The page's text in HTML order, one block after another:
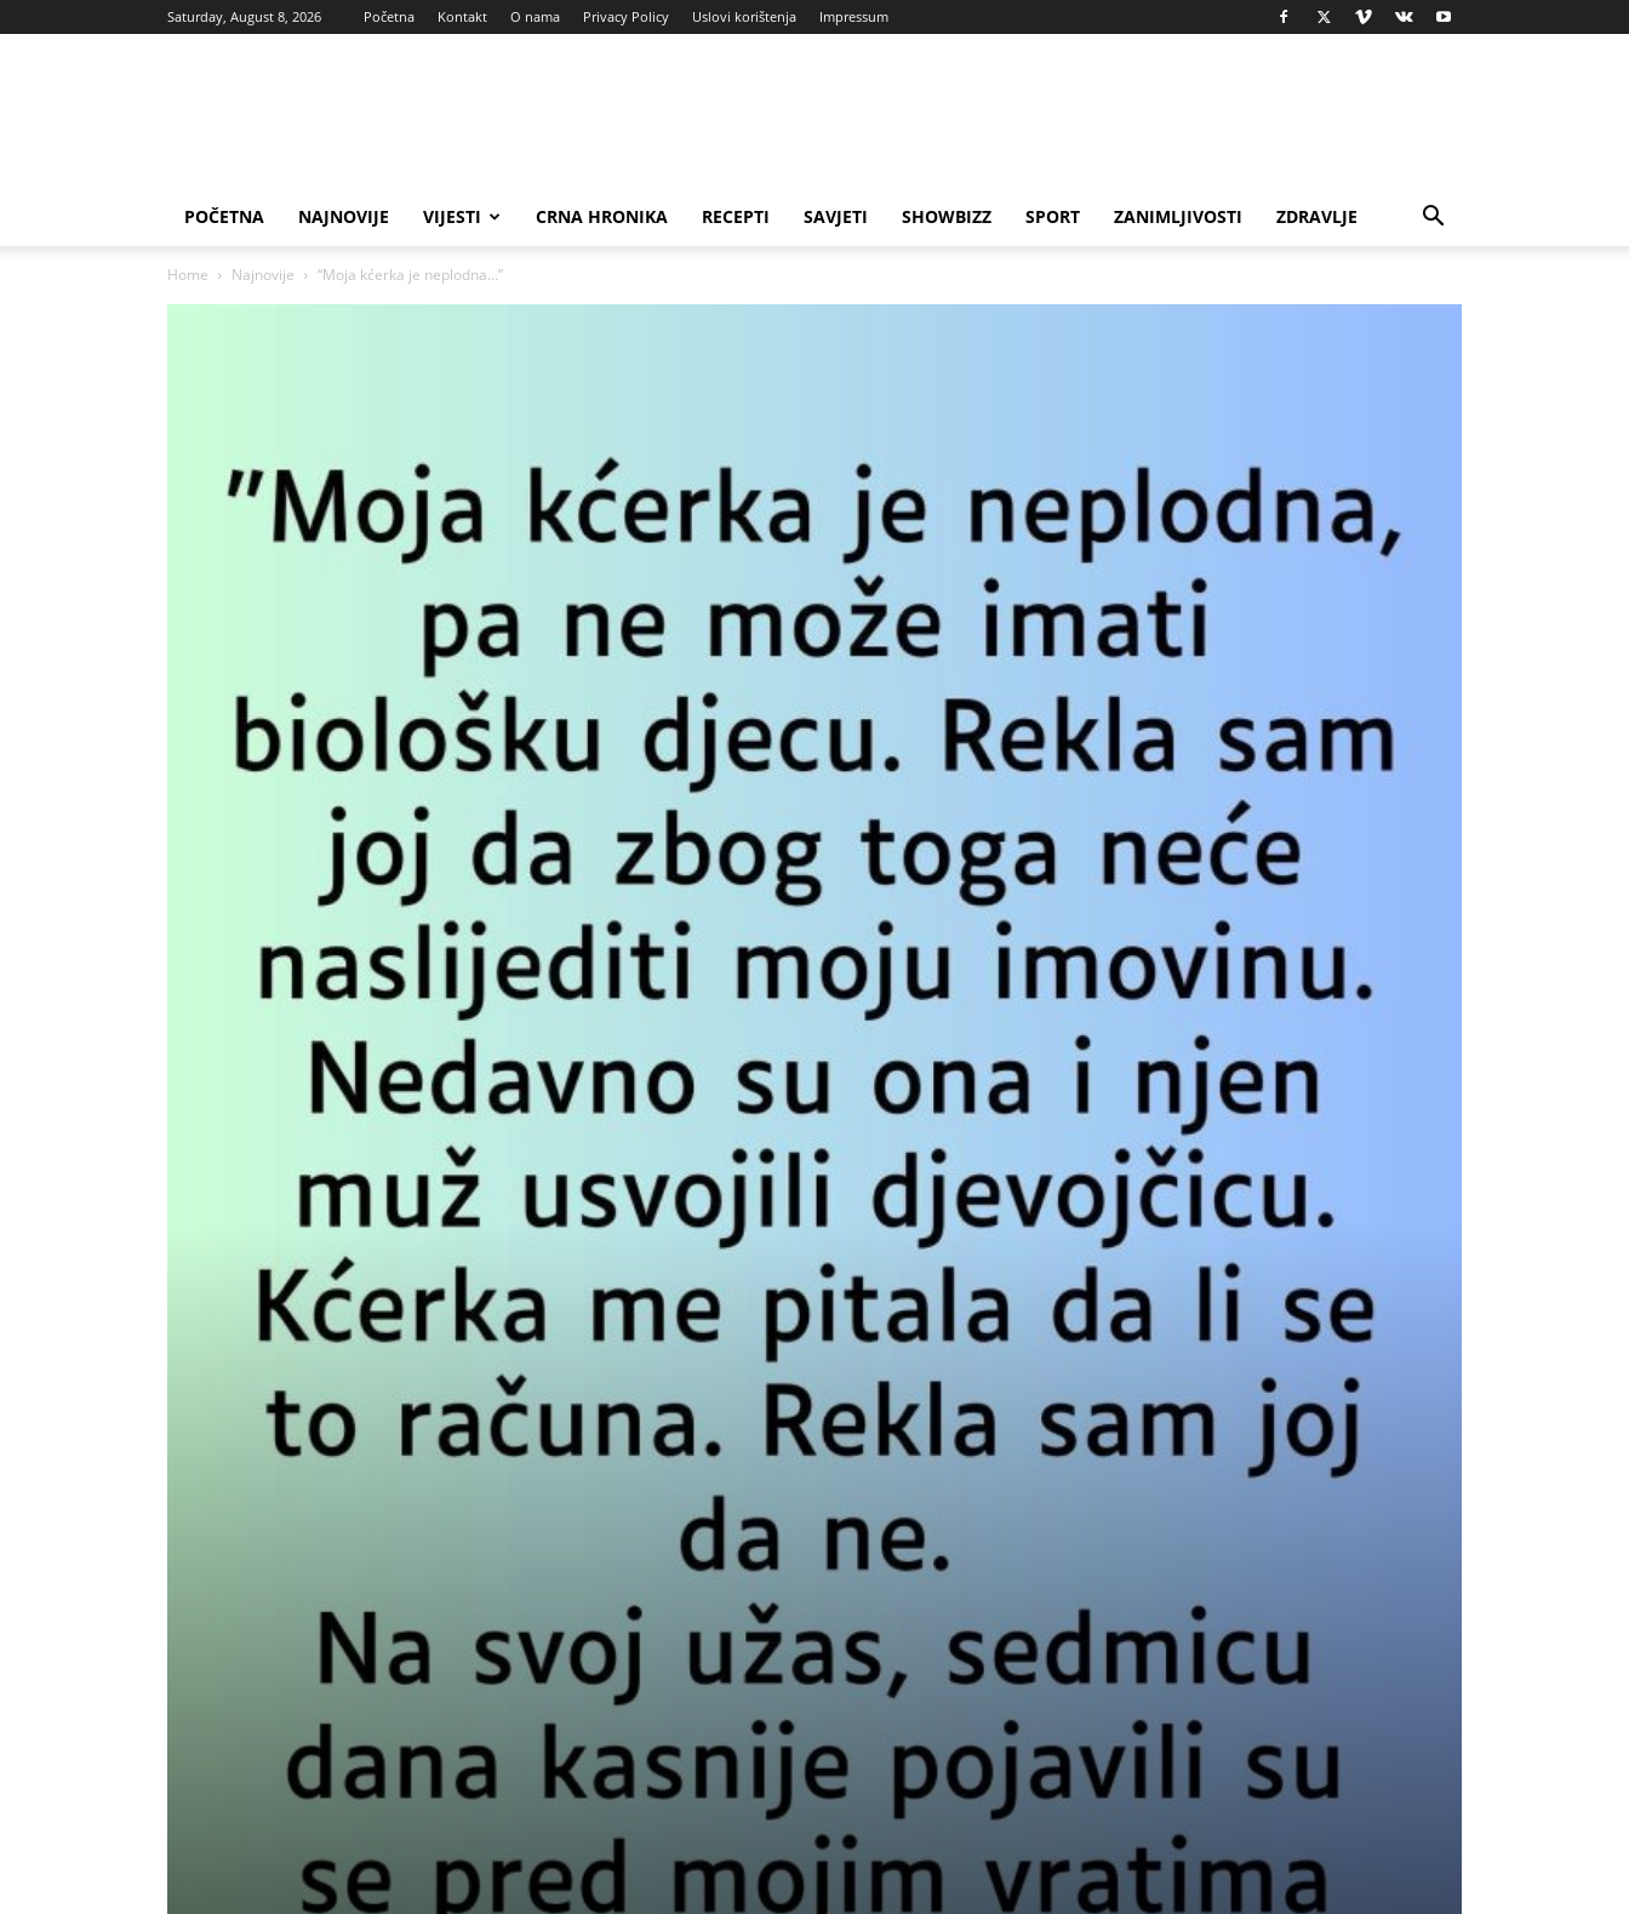
Saturday, August 8, 2026 Početna Kontakt O nama Privacy Policy Uslovi korištenja Impressum
POČETNA NAJNOVIJE VIJESTI CRNA HRONIKA RECEPTI SAVJETI SHOWBIZZ SPORT ZANIMLJIVOSTI ZDRAVLJE
Home Najnovije “Moja kćerka je neplodna…”